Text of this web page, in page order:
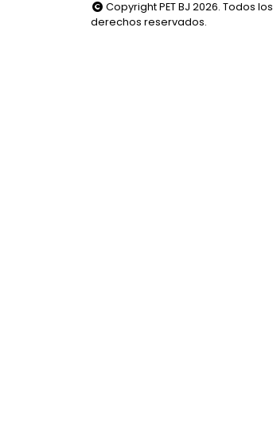
Copyright PET BJ 2026. Todos los
derechos reservados.